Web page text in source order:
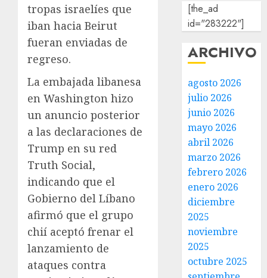
tropas israelíes que
iban hacia Beirut
fueran enviadas de
regreso.
La embajada libanesa
en Washington hizo
un anuncio posterior
a las declaraciones de
Trump en su red
Truth Social,
indicando que el
Gobierno del Líbano
afirmó que el grupo
chií aceptó frenar el
lanzamiento de
ataques contra
[the_ad
id="283222"]
ARCHIVO
agosto 2026
julio 2026
junio 2026
mayo 2026
abril 2026
marzo 2026
febrero 2026
enero 2026
diciembre
2025
noviembre
2025
octubre 2025